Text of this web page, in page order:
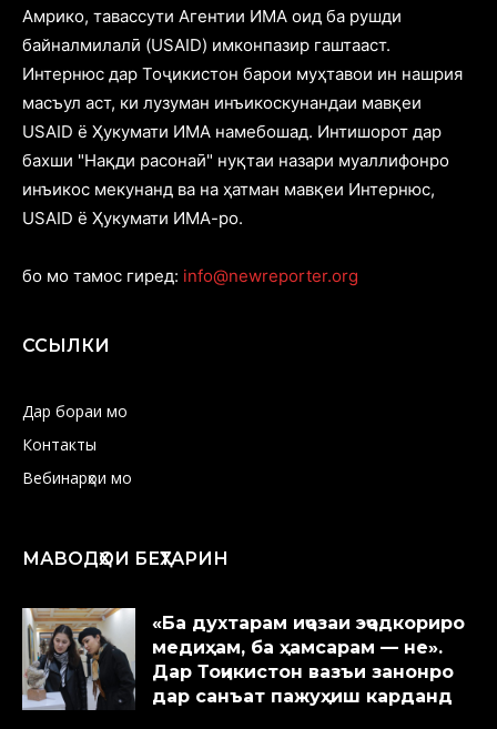
Амрико, тавассути Агентии ИМА оид ба рушди
байналмилалӣ (USAID) имконпазир гаштааст.
Интернюс дар Тоҷикистон барои муҳтавои ин нашрия
масъул аст, ки лузуман инъикоскунандаи мавқеи
USAID ё Ҳукумати ИМА намебошад. Интишорот дар
бахши "Нақди расонаӣ" нуқтаи назари муаллифонро
инъикос мекунанд ва на ҳатман мавқеи Интернюс,
USAID ё Ҳукумати ИМА-ро.
бо мо тамос гиред: info@newreporter.org
ССЫЛКИ
Дар бораи мо
Контакты
Вебинарҳои мо
МАВОДҲОИ БЕҲТАРИН
«Ба духтарам иҷозаи эҷодкориро
медиҳам, ба ҳамсарам — не».
Дар Тоҷикистон вазъи занонро
дар санъат пажуҳиш карданд